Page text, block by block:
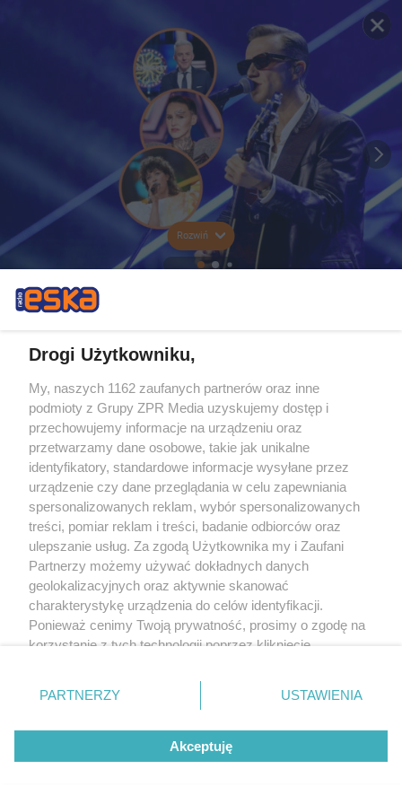
Rozwiń
Drogi Użytkowniku,
My, naszych 1162 zaufanych partnerów oraz inne
podmioty z Grupy ZPR Media uzyskujemy dostęp i
przechowujemy informacje na urządzeniu oraz
przetwarzamy dane osobowe, takie jak unikalne
identyfikatory, standardowe informacje wysyłane przez
urządzenie czy dane przeglądania w celu zapewniania
spersonalizowanych reklam, wybór spersonalizowanych
treści, pomiar reklam i treści, badanie odbiorców oraz
ulepszanie usług. Za zgodą Użytkownika my i Zaufani
Partnerzy możemy używać dokładnych danych
geolokalizacyjnych oraz aktywnie skanować
charakterystykę urządzenia do celów identyfikacji.
Ponieważ cenimy Twoją prywatność, prosimy o zgodę na
korzystanie z tych technologii poprzez kliknięcie
zmienić/wycofać klikając przycisk ustawień prywatności
znajdujący się w lewym dolnym rogu strony
rodzaje przetwarzania danych nie wymagają zgody
użytkownika, ale masz prawo sprzeciwić się takiemu
przetwarzaniu. Preferencje będą miały zastosowanie tylko
PARTNERZY USTAWIENIA
Akceptuję